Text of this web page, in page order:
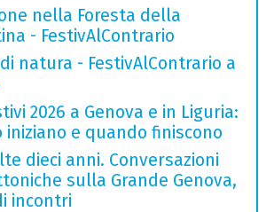
nella Foresta della
- FestivAlContrario
natura - FestivAlContrario a
2026 a Genova e in Liguria:
iniziano e quando finiscono
dieci anni. Conversazioni
sulla Grande Genova,
incontri